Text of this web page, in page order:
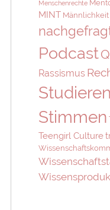
Menschenrechte
MINT Männlichkeit
Podcast
Rassismus
Stimmen
Teengirl Culture